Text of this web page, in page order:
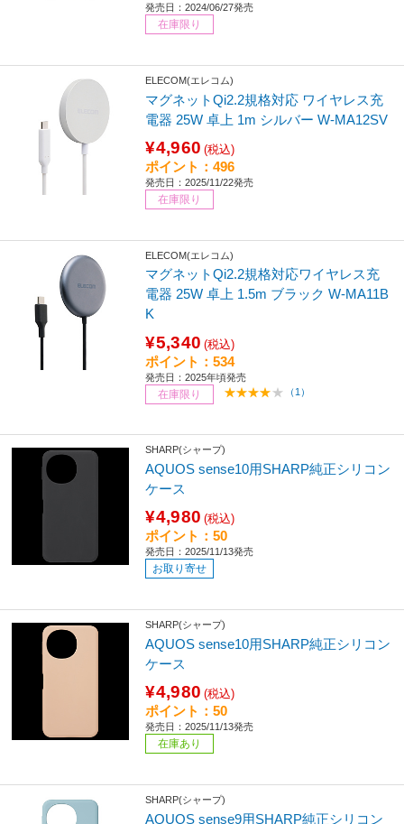
発売日：2024/06/27発売
在庫限り
ELECOM(エレコム)
マグネットQi2.2規格対応 ワイヤレス充
電器 25W 卓上 1m シルバー W-MA12SV
¥4,960 (税込)
ポイント：496
発売日：2025/11/22発売
在庫限り
ELECOM(エレコム)
マグネットQi2.2規格対応ワイヤレス充
電器 25W 卓上 1.5m ブラック W-MA11B
K
¥5,340 (税込)
ポイント：534
発売日：2025年頃発売
在庫限り （1）
SHARP(シャープ)
AQUOS sense10用SHARP純正シリコン
ケース
¥4,980 (税込)
ポイント：50
発売日：2025/11/13発売
お取り寄せ
SHARP(シャープ)
AQUOS sense10用SHARP純正シリコン
ケース
¥4,980 (税込)
ポイント：50
発売日：2025/11/13発売
在庫あり
SHARP(シャープ)
AQUOS sense9用SHARP純正シリコン